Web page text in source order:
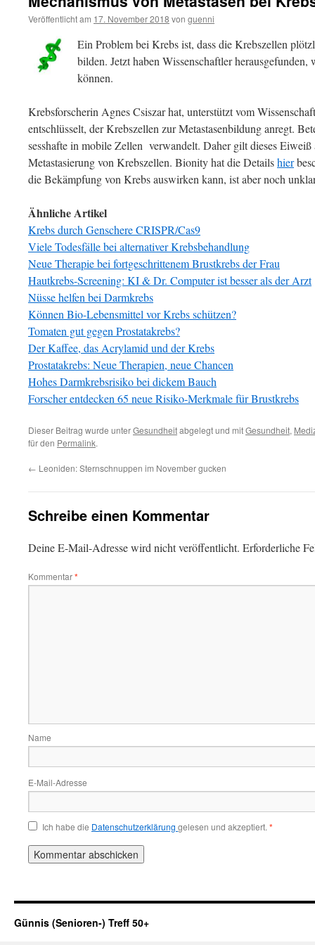
Veröffentlicht am 17. November 2018 von guenni
Ein Problem bei Krebs ist, dass die Krebszellen
bilden. Jetzt haben Wissenschaftler
können.
Krebsforscherin Agnes Csiszar hat, unterstützt vom
entschlüsselt, der Krebszellen zur Metastasenbildung anregt.
sesshafte in mobile Zellen verwandelt. Daher gilt dieses
Metastasierung von Krebszellen. Bionity hat die Detailshier
die Bekämpfung von Krebs auswirken kann, ist aber noch
Ähnliche Artikel
Krebs durch Genschere CRISPR/Cas9
Viele Todesfälle bei alternativer Krebsbehandlung
Neue Therapie bei fortgeschrittenem Brustkrebs der Frau
Hautkrebs-Screening: KI & Dr. Computer ist besser als der Arzt
Nüsse helfen bei Darmkrebs
Können Bio-Lebensmittel vor Krebs schützen?
Tomaten gut gegen Prostatakrebs?
Der Kaffee, das Acrylamid und der Krebs
Prostatakrebs: Neue Therapien, neue Chancen
Hohes Darmkrebsrisiko bei dickem Bauch
Forscher entdecken 65 neue Risiko-Merkmale für Brustkrebs
Dieser Beitrag wurde unterGesundheitabgelegt und mitGesundheit,
für den Permalink.
← Leoniden: Sternschnuppen im November gucken
Schreibe einen Kommentar
Deine E-Mail-Adresse wird nicht veröffentlicht. Erforderliche
Kommentar*
Name
E-Mail-Adresse
Ich habe die Datenschutzerklärung gelesen und akzeptiert. *
Günnis (Senioren-) Treff 50+